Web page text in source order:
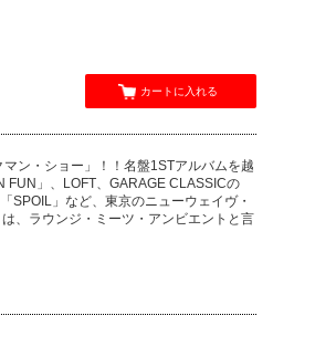
カートに入れる
ン・ショー」！！名盤1STアルバムを越
FUN」、LOFT、GARAGE CLASSICの
SPOIL」など、東京のニューウェイヴ・
、ラウンジ・ミーツ・アンビエントと言